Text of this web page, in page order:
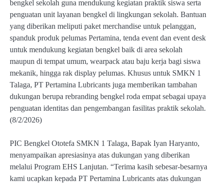
bengkel sekolah guna mendukung kegiatan praktik siswa serta
penguatan unit layanan bengkel di lingkungan sekolah. Bantuan
yang diberikan meliputi paket merchandise untuk pelanggan,
spanduk produk pelumas Pertamina, tenda event dan event desk
untuk mendukung kegiatan bengkel baik di area sekolah
maupun di tempat umum, wearpack atau baju kerja bagi siswa
mekanik, hingga rak display pelumas. Khusus untuk SMKN 1
Talaga, PT Pertamina Lubricants juga memberikan tambahan
dukungan berupa rebranding bengkel roda empat sebagai upaya
penguatan identitas dan pengembangan fasilitas praktik sekolah.
(8/2/2026)
PIC Bengkel Ototefa SMKN 1 Talaga, Bapak Iyan Haryanto,
menyampaikan apresiasinya atas dukungan yang diberikan
melalui Program EHS Lanjutan. “Terima kasih sebesar-besarnya
kami ucapkan kepada PT Pertamina Lubricants atas dukungan